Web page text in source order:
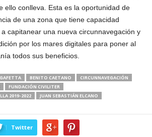
ello conlleva. Esta es la oportunidad de
de una zona que tiene capacidad
capitanear una nueva circunnavegación y
por los mares digitales para poner al
todos sus beneficios.
BENITO CAETANO
CIRCUNNAVEGACIÓN
FUNDACIÓN CIVILITER
2019-2022
JUAN SEBASTIÁN ELCANO
Twitter